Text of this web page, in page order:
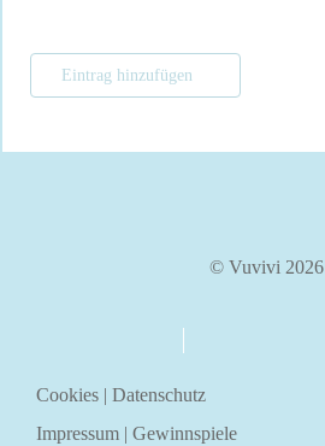
Eintrag hinzufügen
© Vuvivi 2026
Cookies | Datenschutz
Impressum | Gewinnspiele